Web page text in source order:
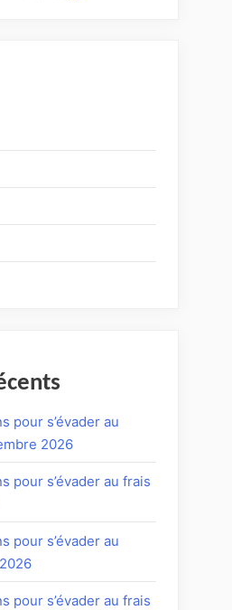
pour s’évader au
2026
pour s’évader au frais
pour s’évader au
pour s’évader au frais